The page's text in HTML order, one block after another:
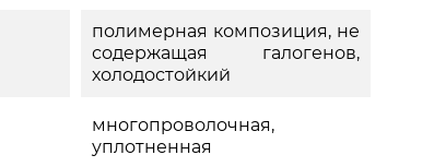
полимерная композиция, не
содержащая галогенов,
холодостойкий
многопроволочная,
уплотненная